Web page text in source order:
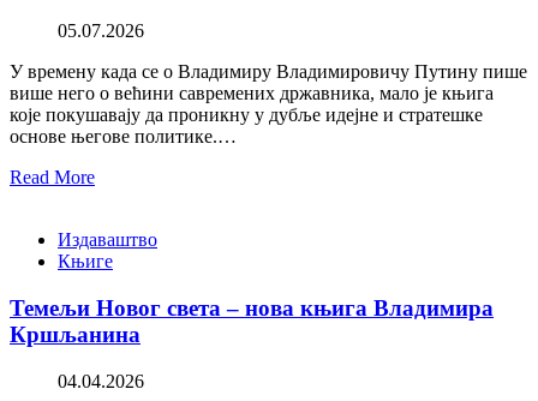
05.07.2026
У времену када се о Владимиру Владимировичу Путину пише
више него о већини савремених државника, мало је књига
које покушавају да проникну у дубље идејне и стратешке
основе његове политике.…
Read More
Издаваштво
Књиге
Темељи Новог света – нова књига Владимира
Кршљанина
04.04.2026